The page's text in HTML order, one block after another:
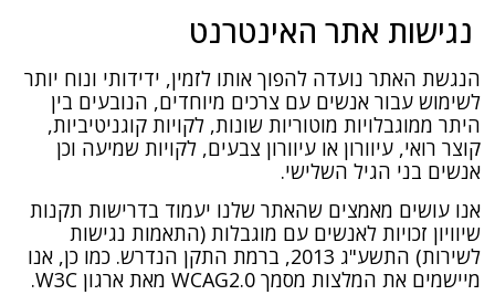
נגישות אתר האינטרנט
הנגשת האתר נועדה להפוך אותו לזמין, ידידותי ונוח יותר
לשימוש עבור אנשים עם צרכים מיוחדים, הנובעים בין
היתר ממוגבלויות מוטוריות שונות, לקויות קוגניטיביות,
קוצר רואי, עיוורון או עיוורון צבעים, לקויות שמיעה וכן
אנשים בני הגיל השלישי.
אנו עושים מאמצים שהאתר שלנו יעמוד בדרישות תקנות
שיוויון זכויות לאנשים עם מוגבלות (התאמות נגישות
לשירות) התשע"ג 2013, ברמת התקן הנדרש. כמו כן, אנו
מיישמים את המלצות מסמך WCAG2.0 מאת ארגון W3C.